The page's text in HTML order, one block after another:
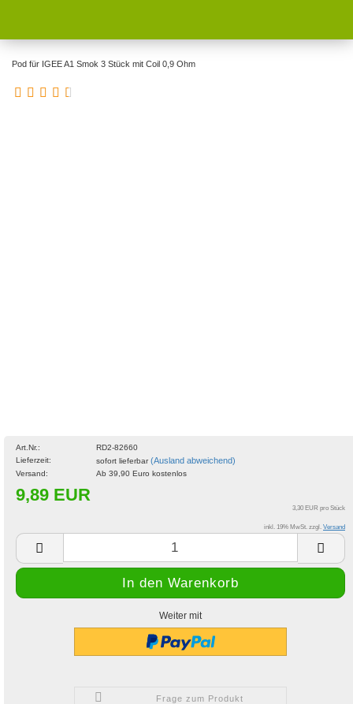
Pod für IGEE A1 Smok 3 Stück mit Coil 0,9 Ohm
Art.Nr.:
RD2-82660
Lieferzeit:
sofort lieferbar(Ausland abweichend)
Versand: Ab 39,90 Euro kostenlos
9,89 EUR
3,30 EUR pro Stück
inkl. 19% MwSt. zzgl. Versand
Weiter mit
Frage zum Produkt